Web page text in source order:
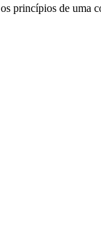
princípios de uma